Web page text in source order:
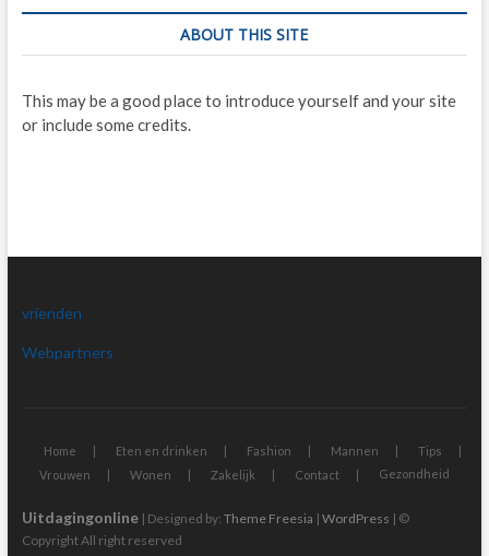
ABOUT THIS SITE
This may be a good place to introduce yourself and your site
or include some credits.
vrienden
Webpartners
Home Eten en drinken Fashion Mannen
Tips
Vrouwen
Wonen Zakelijk Contact Gezondheid
Uitdagingonline| Designed by: Theme Freesia | WordPress | ©
Copyright All right reserved